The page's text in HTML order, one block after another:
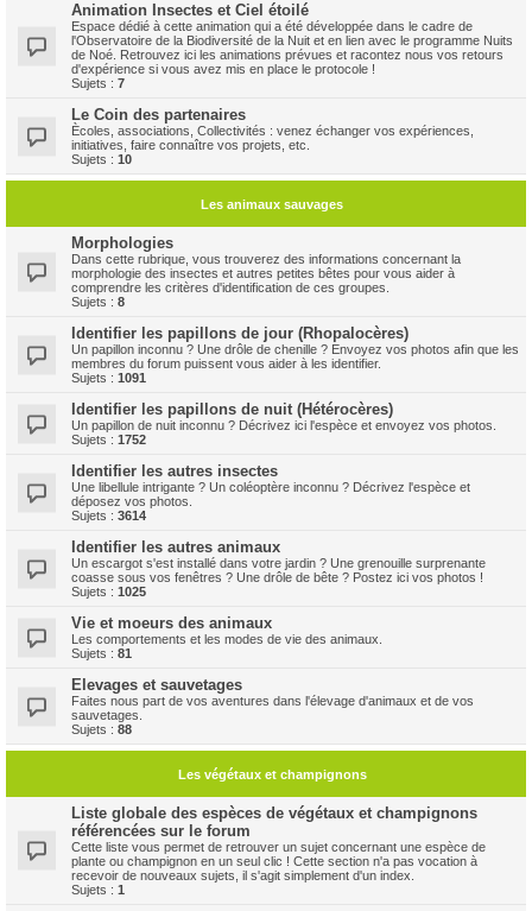
Animation Insectes et Ciel étoilé
Espace dédié à cette animation qui a été développée dans le cadre de
l'Observatoire de la Biodiversité de la Nuit et en lien avec le programme Nuits
de Noé. Retrouvez ici les animations prévues et racontez nous vos retours
d'expérience si vous avez mis en place le protocole !
Sujets : 7
Le Coin des partenaires
Ècoles, associations, Collectivités : venez échanger vos expériences,
initiatives, faire connaître vos projets, etc.
Sujets : 10
Les animaux sauvages
Morphologies
Dans cette rubrique, vous trouverez des informations concernant la
morphologie des insectes et autres petites bêtes pour vous aider à
comprendre les critères d'identification de ces groupes.
Sujets : 8
Identifier les papillons de jour (Rhopalocères)
Un papillon inconnu ? Une drôle de chenille ? Envoyez vos photos afin que les
membres du forum puissent vous aider à les identifier.
Sujets : 1091
Identifier les papillons de nuit (Hétérocères)
Un papillon de nuit inconnu ? Décrivez ici l'espèce et envoyez vos photos.
Sujets : 1752
Identifier les autres insectes
Une libellule intrigante ? Un coléoptère inconnu ? Décrivez l'espèce et
déposez vos photos.
Sujets : 3614
Identifier les autres animaux
Un escargot s'est installé dans votre jardin ? Une grenouille surprenante
coasse sous vos fenêtres ? Une drôle de bête ? Postez ici vos photos !
Sujets : 1025
Vie et moeurs des animaux
Les comportements et les modes de vie des animaux.
Sujets : 81
Elevages et sauvetages
Faites nous part de vos aventures dans l'élevage d'animaux et de vos
sauvetages.
Sujets : 88
Les végétaux et champignons
Liste globale des espèces de végétaux et champignons
référencées sur le forum
Cette liste vous permet de retrouver un sujet concernant une espèce de
plante ou champignon en un seul clic ! Cette section n'a pas vocation à
recevoir de nouveaux sujets, il s'agit simplement d'un index.
Sujets : 1